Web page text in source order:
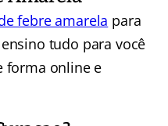
febre amarela para
tudo para você
forma online e